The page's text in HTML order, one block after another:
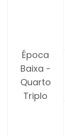
Época
Baixa -
Quarto
Triplo